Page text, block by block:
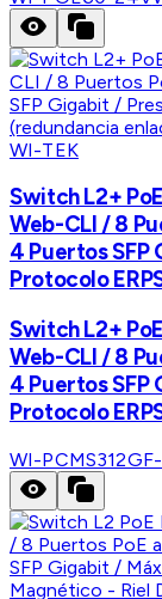
WI-TEK
Switch L2+
Web-CLI / 8
4 Puertos SFP
Protocolo
Switch L2+
Web-CLI / 8
4 Puertos SFP
Protocolo
WI-